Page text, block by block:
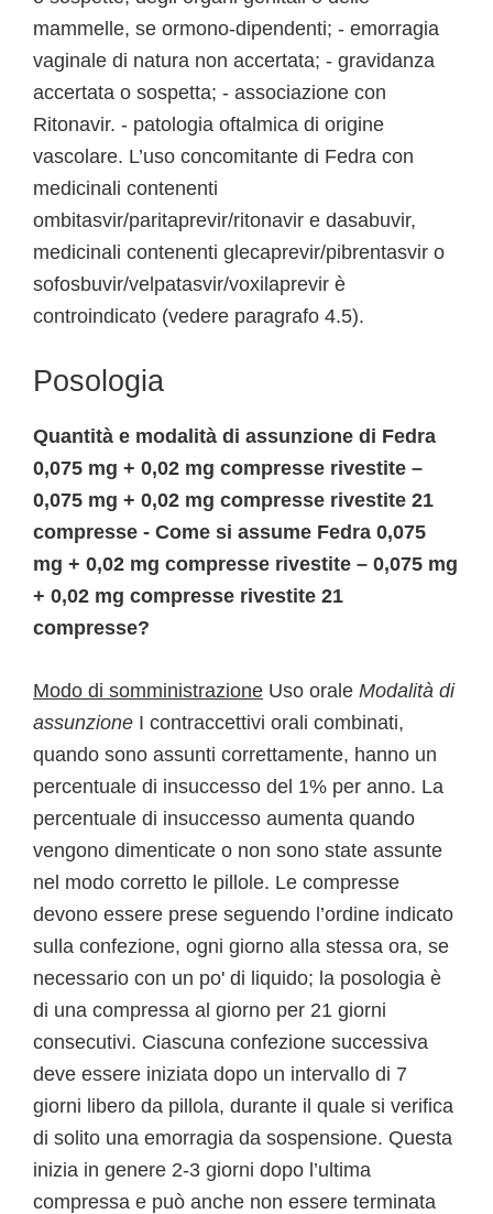
mammelle, se ormono-dipendenti; - emorragia
vaginale di natura non accertata; - gravidanza
accertata o sospetta; - associazione con
Ritonavir. - patologia oftalmica di origine
vascolare. L’uso concomitante di Fedra con
medicinali contenenti
ombitasvir/paritaprevir/ritonavir e dasabuvir,
medicinali contenenti glecaprevir/pibrentasvir o
sofosbuvir/velpatasvir/voxilaprevir è
controindicato (vedere paragrafo 4.5).
Posologia
Quantità e modalità di assunzione di Fedra
0,075 mg + 0,02 mg compresse rivestite –
0,075 mg + 0,02 mg compresse rivestite 21
compresse - Come si assume Fedra 0,075
mg + 0,02 mg compresse rivestite – 0,075 mg
+ 0,02 mg compresse rivestite 21
compresse?
Modo di somministrazione Uso orale Modalità di
assunzione I contraccettivi orali combinati,
quando sono assunti correttamente, hanno un
percentuale di insuccesso del 1% per anno. La
percentuale di insuccesso aumenta quando
vengono dimenticate o non sono state assunte
nel modo corretto le pillole. Le compresse
devono essere prese seguendo l’ordine indicato
sulla confezione, ogni giorno alla stessa ora, se
necessario con un po' di liquido; la posologia è
di una compressa al giorno per 21 giorni
consecutivi. Ciascuna confezione successiva
deve essere iniziata dopo un intervallo di 7
giorni libero da pillola, durante il quale si verifica
di solito una emorragia da sospensione. Questa
inizia in genere 2-3 giorni dopo l’ultima
compressa e può anche non essere terminata